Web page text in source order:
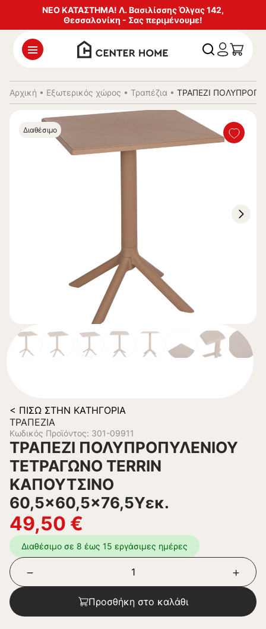
ΝΕΟ ΚΑΤΑΣΤΗΜΑ! Λ. Βασιλίσσης Όλγας 142,
Θεσσαλονίκη - Σας περιμένουμε!
Αρχική • Εξωτερικός χώρος • Τραπέζια • ΤΡΑΠΕΖΙ
Διαθέσιμο
< ΠΊΣΩ ΣΤΗΝ ΚΑΤΗΓΟΡΊΑ
ΤΡΑΠΈΖΙΑ
Κωδικός Προϊόντος: 301-09911
ΤΡΑΠΕΖΙ ΠΟΛΥΠΡΟΠΥΛΕΝΙΟΥ
ΤΕΤΡΑΓΩΝΟ TERRIN
ΚΑΠΟΥΤΣΙΝΟ
60,5×60,5×76,5Υεκ.
49,50 €
Διαθέσιμο σε 8 έως 15 εργάσιμες ημέρες
Προσθήκη στο καλάθι